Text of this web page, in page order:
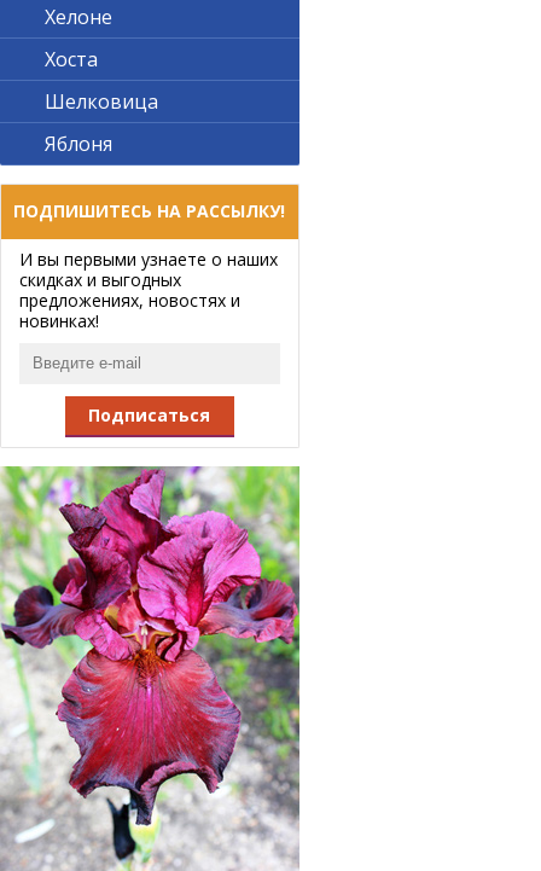
Хелоне
Хоста
Шелковица
Яблоня
ПОДПИШИТЕСЬ НА РАССЫЛКУ!
И вы первыми узнаете о наших
скидках и выгодных
предложениях, новостях и
новинках!
Подписаться